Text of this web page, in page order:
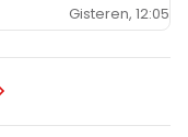
Gisteren, 12:05